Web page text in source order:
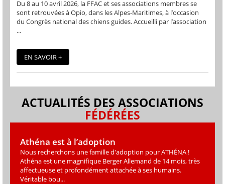
Du 8 au 10 avril 2026, la FFAC et ses associations membres se
sont retrouvées à Opio, dans les Alpes-Maritimes, à l’occasion
du Congrès national des chiens guides. Accueilli par l’association
...
EN SAVOIR +
ACTUALITÉS DES ASSOCIATIONS
FÉDÉRÉES
Athéna est à l’adoption
Nous recherchons une famille d'adoption pour ATHÉNA !
Athéna est une magniﬁque Berger Allemand de 14 mois, très
affectueuse et profondément attachée à ses humains.
Véritable bou...